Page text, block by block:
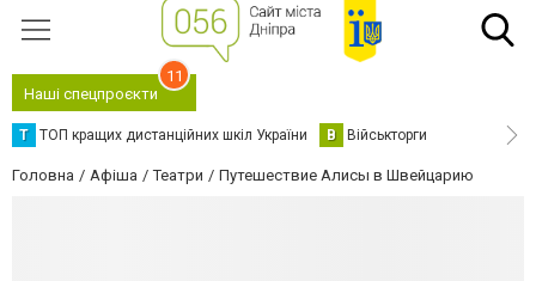
Наші спецпроєкти
11
Т ТОП кращих дистанційних шкіл України В Військторги
Головна Афіша Театри Путешествие Алисы в Швейцарию